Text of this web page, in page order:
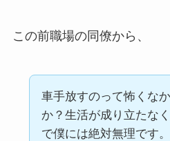
この前職場の同僚から、
車手放すのって怖くな
か？生活が成り立たな
で僕には絶対無理です。